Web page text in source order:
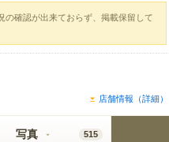
の確認が出来ておらず、掲載保留して
店舗情報（詳細）
写真 515